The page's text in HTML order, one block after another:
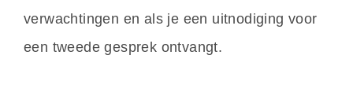
verwachtingen en als je een uitnodiging voor
een tweede gesprek ontvangt.